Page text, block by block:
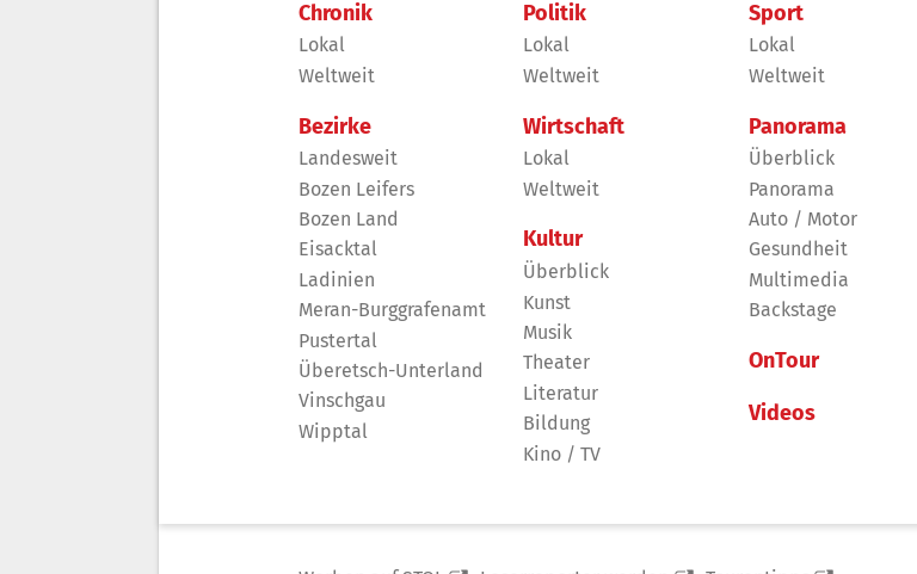
Chronik
Lokal
Weltweit
Bezirke
Landesweit
Bozen Leifers
Bozen Land
Eisacktal
Ladinien
Meran-Burggrafenamt
Pustertal
Überetsch-Unterland
Vinschgau
Wipptal
Politik
Lokal
Weltweit
Wirtschaft
Lokal
Weltweit
Kultur
Überblick
Kunst
Musik
Theater
Literatur
Bildung
Kino / TV
Sport
Lokal
Weltweit
Panorama
Überblick
Panorama
Auto / Motor
Gesundheit
Multimedia
Backstage
OnTour
Videos